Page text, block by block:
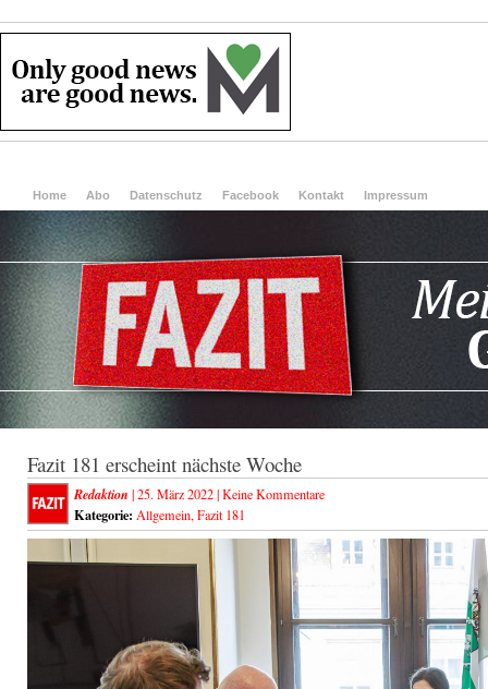
Home Abo Datenschutz Facebook Kontakt Impressum
Fazit 181 erscheint nächste Woche
Redaktion | 25. März 2022 |Keine Kommentare
Kategorie: Allgemein, Fazit 181